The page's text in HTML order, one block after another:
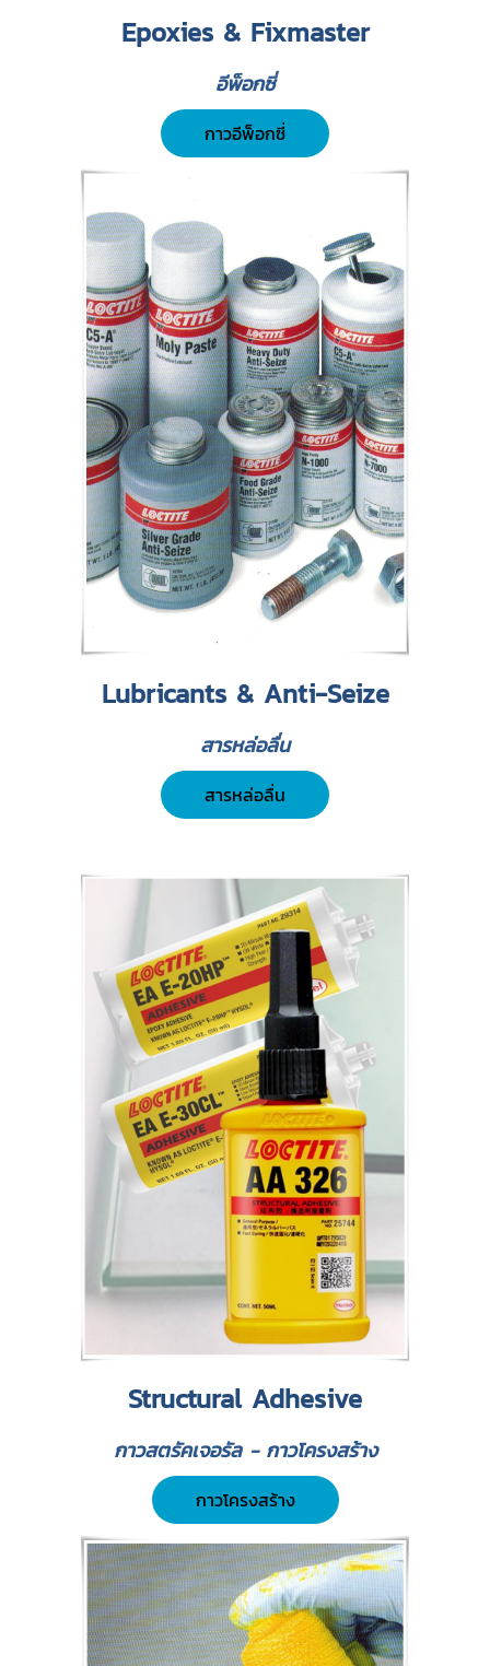
Epoxies & Fixmaster
อีพ็อกซี่
กาวอีพ็อกซี่
Lubricants & Anti-Seize
สารหล่อลื่น
สารหล่อลื่น
Structural Adhesive
กาวสตรัคเจอรัล - กาวโครงสร้าง
กาวโครงสร้าง